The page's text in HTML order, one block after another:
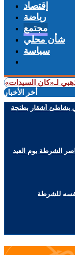
إقتصاد
رياضة
مجتمع
شأن محلي
سياسة
السيدات»
+
أخر الأخبار
بشاطئ أشقار بطنجة
الشرطة يوم العيد
للشرطة